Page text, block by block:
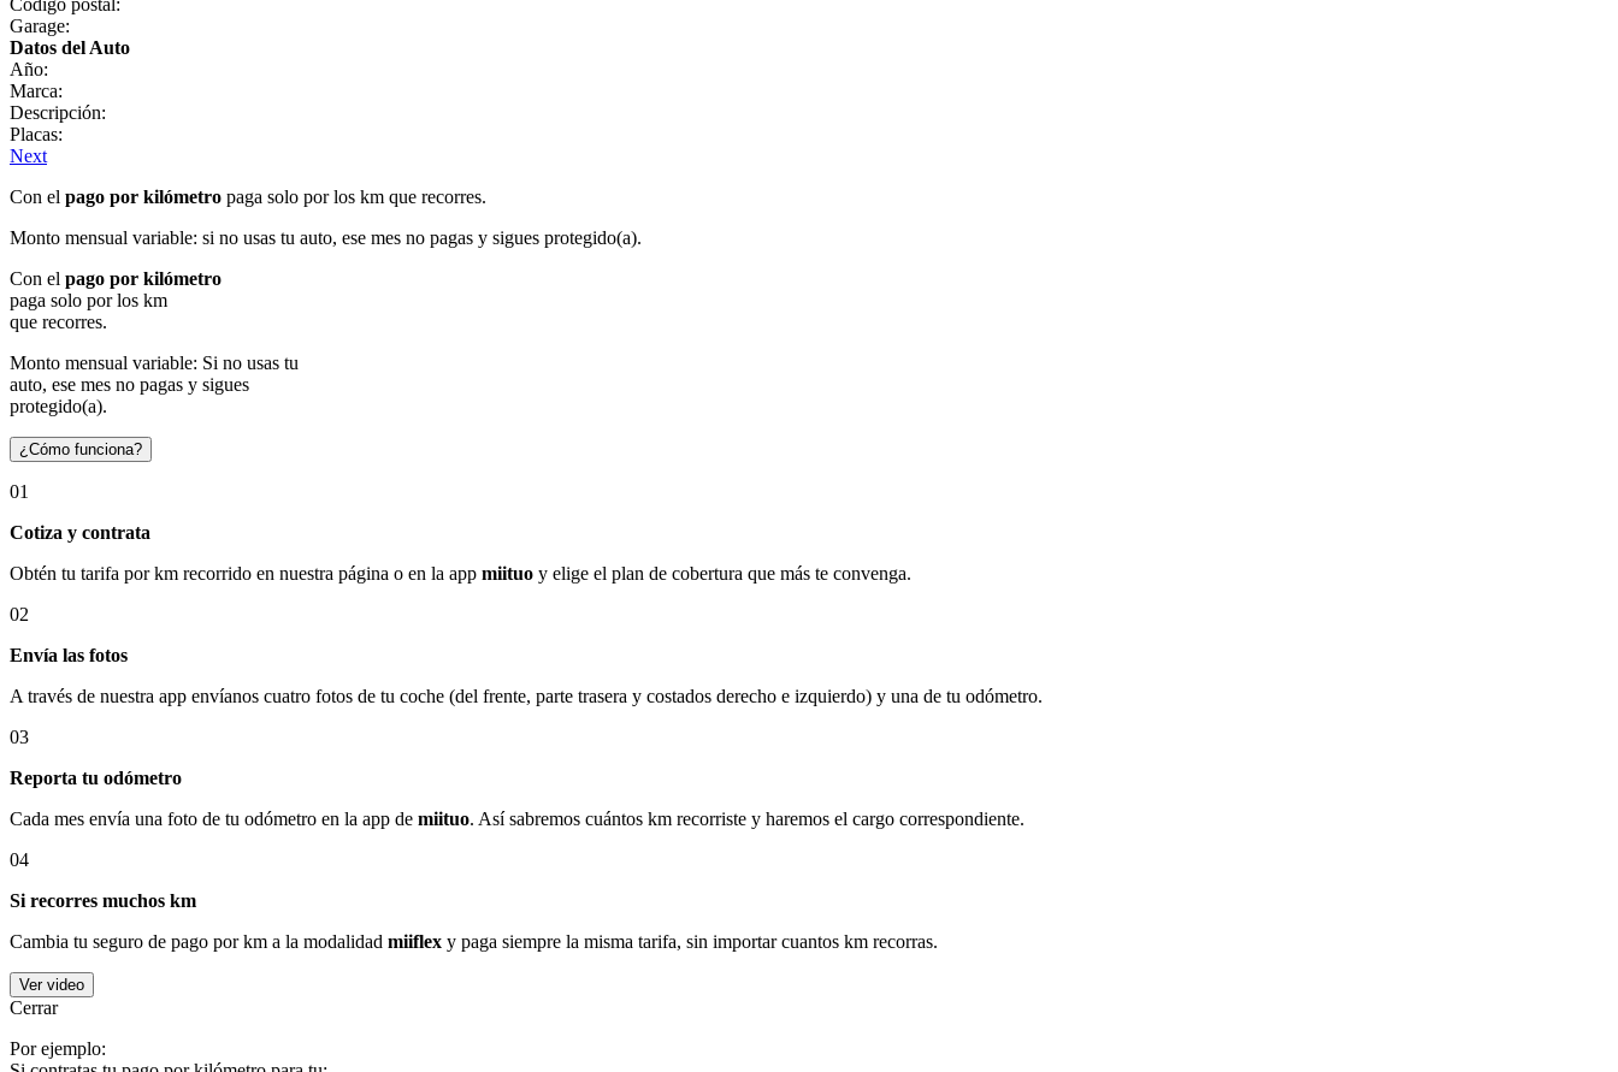
Garage:
Datos del Auto
Año:
Marca:
Descripción:
Placas:
Next
Con el pago por kilómetro paga solo por los km que recorres.
Monto mensual variable: si no usas tu auto, ese mes no pagas y sigues protegido(a).
Con el pago por kilómetro
paga solo por los km
que recorres.
Monto mensual variable: Si no usas tu
auto, ese mes no pagas y sigues
protegido(a).
¿Cómo funciona?
01
Cotiza y contrata
Obtén tu tarifa por km recorrido en nuestra página o en la app miituo y elige el plan de cobertura que más te convenga.
02
Envía las fotos
A través de nuestra app envíanos cuatro fotos de tu coche (del frente, parte trasera y costados derecho e izquierdo) y una de tu odómetro.
03
Reporta tu odómetro
Cada mes envía una foto de tu odómetro en la app de miituo. Así sabremos cuántos km recorriste y haremos el cargo correspondiente.
04
Si recorres muchos km
Cambia tu seguro de pago por km a la modalidad miiflex y paga siempre la misma tarifa, sin importar cuantos km recorras.
Ver video
Cerrar
Por ejemplo: